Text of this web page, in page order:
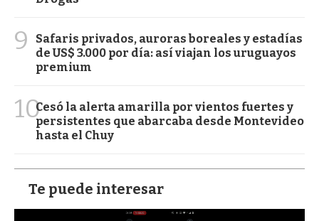
9
Safaris privados, auroras boreales y estadías
de US$ 3.000 por día: así viajan los uruguayos
premium
10Cesó la alerta amarilla por vientos fuertes y
persistentes que abarcaba desde Montevideo
hasta el Chuy
Te puede interesar